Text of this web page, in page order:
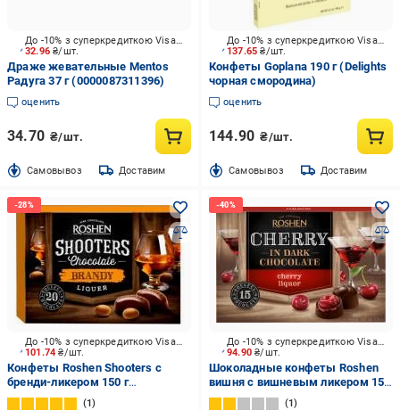
32.96₴/шт.
До -10% з суперкредиткою Visa Вигода
Драже жевательные Mentos
Радуга 37 г (0000087311396)
оценить
34.70 ₴/шт.
Cамовывоз Доставим
137.65₴/шт.
До -10% з суперкредиткою Visa Вигода
Конфеты Goplana 190 г (Delights
чорная смородина)
оценить
144.90 ₴/шт.
Cамовывоз Доставим
101.74₴/шт.
До -10% з суперкредиткою Visa Вигода
Конфеты Roshen Shooters с
бренди-ликером 150 г
(4823077618918)
1
94.90₴/шт.
До -10% з суперкредиткою Visa Вигода
Шоколадные конфеты Roshen
вишня с вишневым ликером 155
г (4823077625145)
1